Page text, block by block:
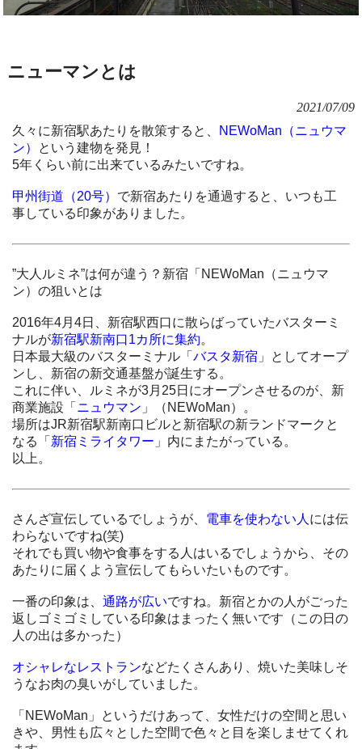
ニューマンとは
2021/07/09
久々に新宿駅あたりを散策すると、 NEWoMan（ニュウマ
ン） という建物を発見！
5年くらい前に出来ているみたいですね。
甲州街道（20号） で新宿あたりを通過すると、いつも工
事している印象がありました。
”大人ルミネ”は何が違う？新宿「NEWoMan（ニュウマ
ン）の狙いとは
2016年4月4日、新宿駅西口に散らばっていたバスターミ
ナルが新宿駅新南口1カ所に集約。
日本最大級のバスターミナル「バスタ新宿 」としてオープ
ンし、新宿の新交通基盤が誕生する。
これに伴い、ルミネが3月25日にオープンさせるのが、新
商業施設「 ニュウマン 」（NEWoMan）。
場所はJR新宿駅新南口ビルと新宿駅の新ランドマークと
なる「 新宿ミライタワー 」内にまたがっている。
以上。
さんざ宣伝しているでしょうが、 電車を使わない人 には伝
わらないですね(笑)
それでも買い物や食事をする人はいるでしょうから、その
あたりに届くよう宣伝してもらいたいものです。
一番の印象は、通路が広いですね。新宿とかの人がごった
返しゴミゴミしている印象はまったく無いです（この日の
人の出は多かった）
オシャレなレストランなどたくさんあり、焼いた美味しそ
うなお肉の臭いがしていました。
「NEWoMan」というだけあって、女性だけの空間と思い
きや、男性も広々とした空間で色々と目を楽しませてくれ